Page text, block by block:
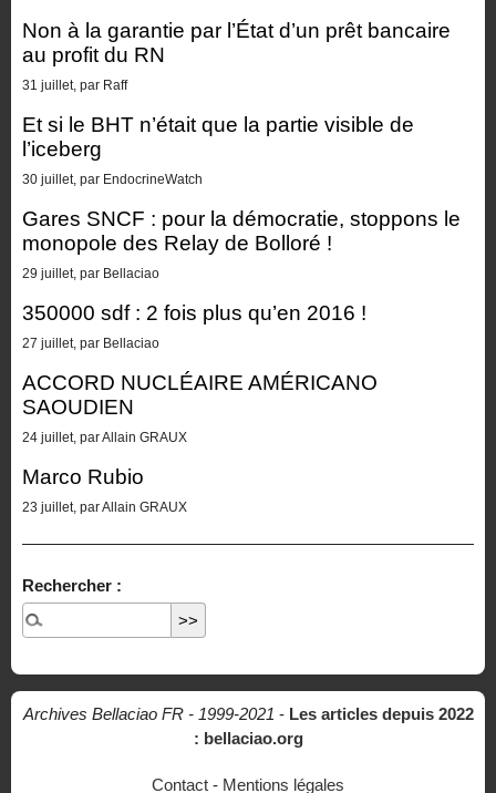
Non à la garantie par l’État d’un prêt bancaire
au profit du RN
31 juillet, par Raff
Et si le BHT n’était que la partie visible de
l’iceberg
30 juillet, par EndocrineWatch
Gares SNCF : pour la démocratie, stoppons le
monopole des Relay de Bolloré !
29 juillet, par Bellaciao
350000 sdf : 2 fois plus qu’en 2016 !
27 juillet, par Bellaciao
ACCORD NUCLÉAIRE AMÉRICANO
SAOUDIEN
24 juillet, par Allain GRAUX
Marco Rubio
23 juillet, par Allain GRAUX
Rechercher :
Archives Bellaciao FR - 1999-2021 - Les articles depuis 2022
: bellaciao.org
Contact - Mentions légales